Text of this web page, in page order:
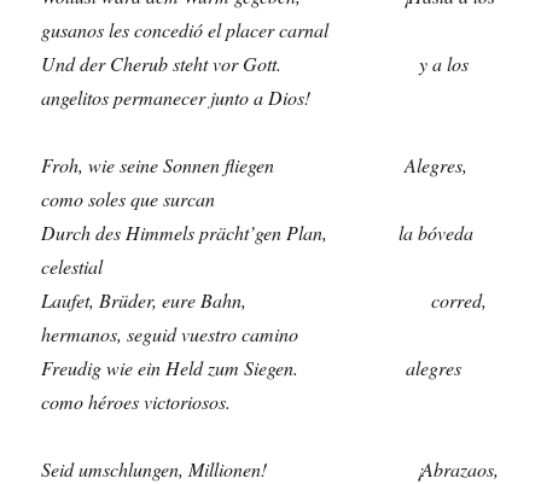
gusanos les concedió el placer carnal
Und der Cherub steht vor Gott. y a los
angelitos permanecer junto a Dios!
Froh, wie seine Sonnen fliegen Alegres,
como soles que surcan
Durch des Himmels prächt’gen Plan, la bóveda
celestial
Laufet, Brüder, eure Bahn, corred,
hermanos, seguid vuestro camino
Freudig wie ein Held zum Siegen. alegres
como héroes victoriosos.
Seid umschlungen, Millionen!
¡Abrazaos,